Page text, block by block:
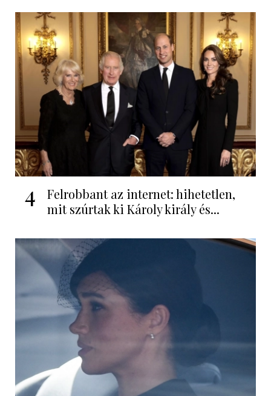
4
Felrobbant az internet: hihetetlen,
mit szúrtak ki Károly király és...